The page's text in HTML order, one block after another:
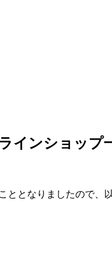
ラインショ
となりましたので、